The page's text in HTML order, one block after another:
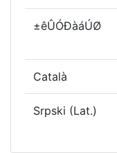
±êÛÓÐàáÚØ
Català
Srpski (Lat.)